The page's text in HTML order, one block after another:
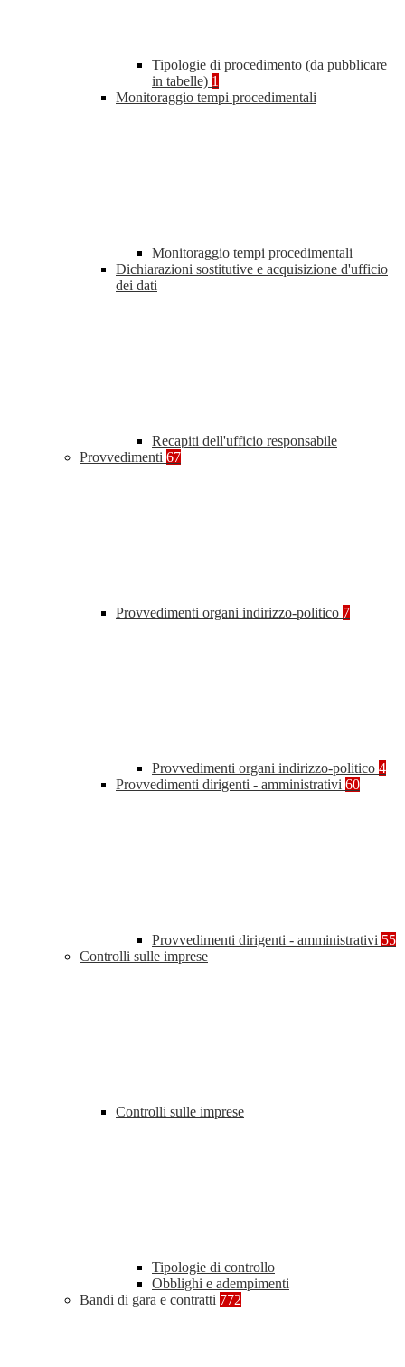
Tipologie di procedimento (da pubblicare
in tabelle) 1
Monitoraggio tempi procedimentali
Monitoraggio tempi procedimentali
Dichiarazioni sostitutive e acquisizione d'ufficio
dei dati
Recapiti dell'ufficio responsabile
Provvedimenti 67
Provvedimenti organi indirizzo-politico 7
Provvedimenti organi indirizzo-politico 4
Provvedimenti dirigenti - amministrativi 60
Provvedimenti dirigenti - amministrativi 55
Controlli sulle imprese
Controlli sulle imprese
Tipologie di controllo
Obblighi e adempimenti
Bandi di gara e contratti 772